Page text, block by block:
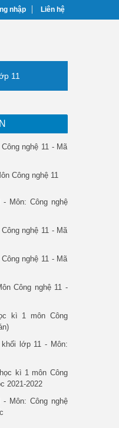
nhập Liên hệ
11
nghệ 11 - Mã
Công nghệ 11
Môn: Công nghệ
nghệ 11 - Mã
nghệ 11 - Mã
Công nghệ 11 -
kì 1 môn Công
lớp 11 - Môn:
kì 1 môn Công
2021-2022
Môn: Công nghệ